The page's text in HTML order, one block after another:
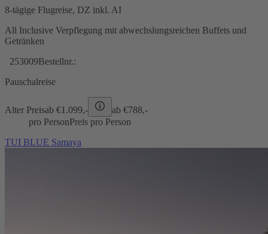
8-tägige Flugreise, DZ inkl. AI
All Inclusive Verpflegung mit abwechslungsreichen Buffets und
Getränken
253009Bestellnr.:
Pauschalreise
Alter Preisab €1.099,- ab €788,-
pro PersonPreis pro Person
TUI BLUE Samaya